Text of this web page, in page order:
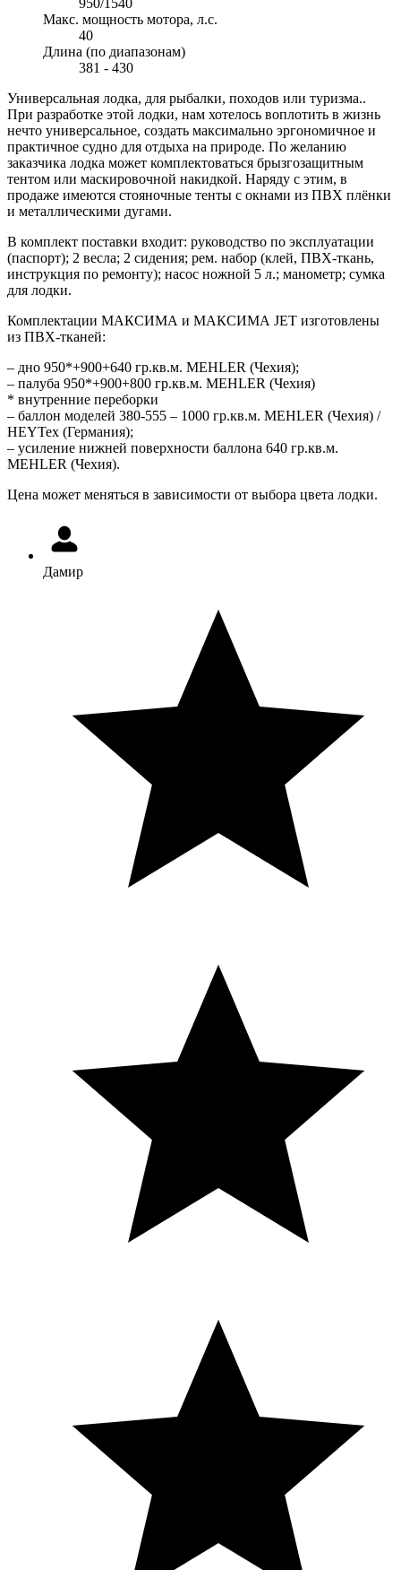
950/1540
Макс. мощность мотора, л.с.
40
Длина (по диапазонам)
381 - 430
Универсальная лодка, для рыбалки, походов или туризма..
При разработке этой лодки, нам хотелось воплотить в жизнь
нечто универсальное, создать максимально эргономичное и
практичное судно для отдыха на природе. По желанию
заказчика лодка может комплектоваться брызгозащитным
тентом или маскировочной накидкой. Наряду с этим, в
продаже имеются стояночные тенты с окнами из ПВХ плёнки
и металлическими дугами.
В комплект поставки входит: руководство по эксплуатации
(паспорт); 2 весла; 2 сидения; рем. набор (клей, ПВХ-ткань,
инструкция по ремонту); насос ножной 5 л.; манометр; сумка
для лодки.
Комплектации МАКСИМА и МАКСИМА JET изготовлены
из ПВХ-тканей:
– дно 950*+900+640 гр.кв.м. MEHLER (Чехия);
– палуба 950*+900+800 гр.кв.м. MEHLER (Чехия)
* внутренние переборки
– баллон моделей 380-555 – 1000 гр.кв.м. MEHLER (Чехия) /
HEYTex (Германия);
– усиление нижней поверхности баллона 640 гр.кв.м.
MEHLER (Чехия).
Цена может меняться в зависимости от выбора цвета лодки.
Дамир